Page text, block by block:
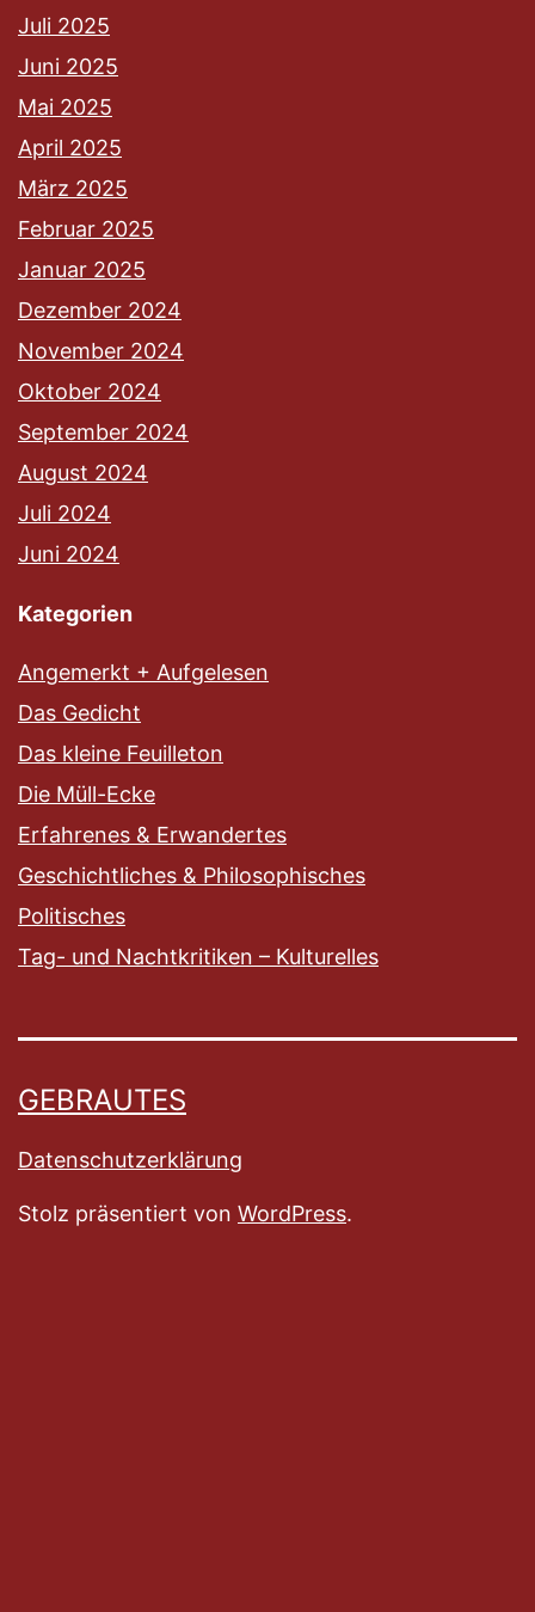
Juli 2025
Juni 2025
Mai 2025
April 2025
März 2025
Februar 2025
Januar 2025
Dezember 2024
November 2024
Oktober 2024
September 2024
August 2024
Juli 2024
Juni 2024
Kategorien
Angemerkt + Aufgelesen
Das Gedicht
Das kleine Feuilleton
Die Müll-Ecke
Erfahrenes & Erwandertes
Geschichtliches & Philosophisches
Politisches
Tag- und Nachtkritiken – Kulturelles
GEBRAUTES
Datenschutzerklärung
Stolz präsentiert von WordPress.